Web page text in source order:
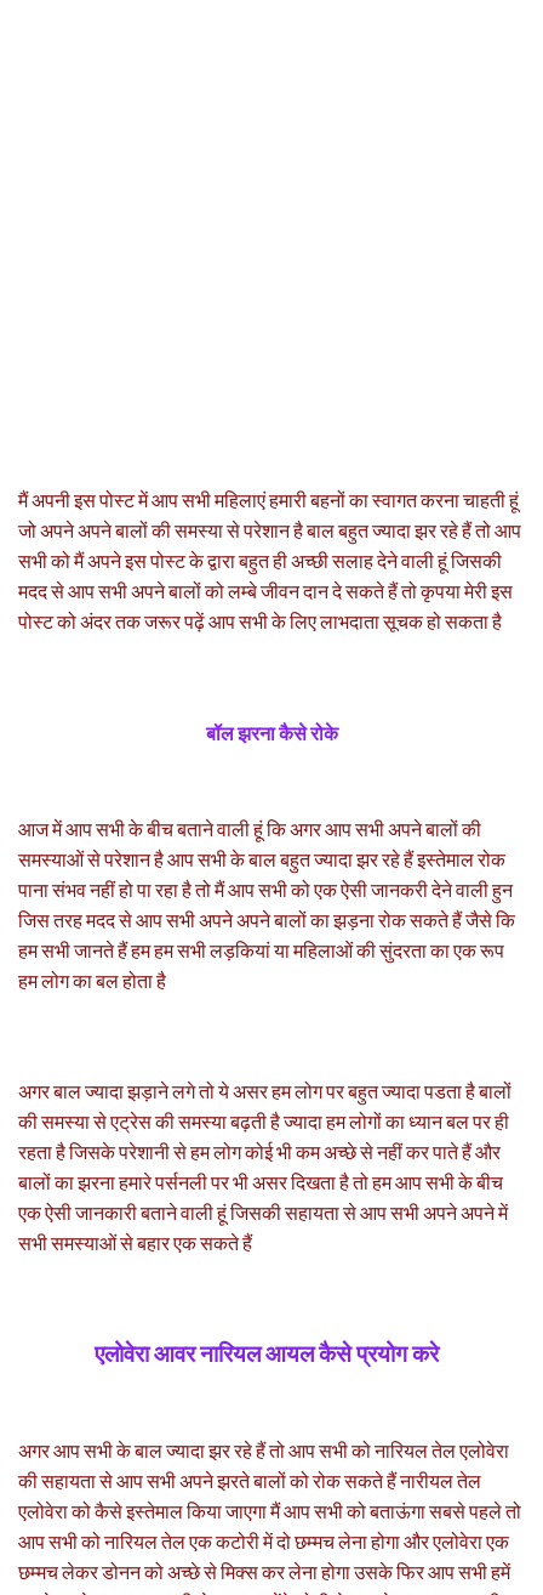
मैं अपनी इस पोस्ट में आप सभी महिलाएं हमारी बहनों का स्वागत करना चाहती हूं
जो अपने अपने बालों की समस्या से परेशान है बाल बहुत ज्यादा झर रहे हैं तो आप
सभी को मैं अपने इस पोस्ट के द्वारा बहुत ही अच्छी सलाह देने वाली हूं जिसकी
मदद से आप सभी अपने बालों को लम्बे जीवन दान दे सकते हैं तो कृपया मेरी इस
पोस्ट को अंदर तक जरूर पढ़ें आप सभी के लिए लाभदाता सूचक हो सकता है
बॉल झरना कैसे रोके
आज में आप सभी के बीच बताने वाली हूं कि अगर आप सभी अपने बालों की
समस्याओं से परेशान है आप सभी के बाल बहुत ज्यादा झर रहे हैं इस्तेमाल रोक
पाना संभव नहीं हो पा रहा है तो मैं आप सभी को एक ऐसी जानकरी देने वाली हुन
जिस तरह मदद से आप सभी अपने अपने बालों का झड़ना रोक सकते हैं जैसे कि
हम सभी जानते हैं हम हम सभी लड़कियां या महिलाओं की सुंदरता का एक रूप
हम लोग का बल होता है
अगर बाल ज्यादा झड़ाने लगे तो ये असर हम लोग पर बहुत ज्यादा पडता है बालों
की समस्या से एट्रेस की समस्या बढ़ती है ज्यादा हम लोगों का ध्यान बल पर ही
रहता है जिसके परेशानी से हम लोग कोई भी कम अच्छे से नहीं कर पाते हैं और
बालों का झरना हमारे पर्सनली पर भी असर दिखता है तो हम आप सभी के बीच
एक ऐसी जानकारी बताने वाली हूं जिसकी सहायता से आप सभी अपने अपने में
सभी समस्याओं से बहार एक सकते हैं
एलोवेरा आवर नारियल आयल कैसे प्रयोग करे
अगर आप सभी के बाल ज्यादा झर रहे हैं तो आप सभी को नारियल तेल एलोवेरा
की सहायता से आप सभी अपने झरते बालों को रोक सकते हैं नारीयल तेल
एलोवेरा को कैसे इस्तेमाल किया जाएगा मैं आप सभी को बताऊंगा सबसे पहले तो
आप सभी को नारियल तेल एक कटोरी में दो छम्मच लेना होगा और एलोवेरा एक
छम्मच लेकर डोनन को अच्छे से मिक्स कर लेना होगा उसके फिर आप सभी हमें